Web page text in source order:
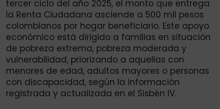
tercer ciclo del año 2025, el monto que entrega
la Renta Ciudadana asciende a 500 mil pesos
colombianos por hogar beneficiario. Este apoyo
económico está dirigido a familias en situación
de pobreza extrema, pobreza moderada y
vulnerabilidad, priorizando a aquellas con
menores de edad, adultos mayores o personas
con discapacidad, según la información
registrada y actualizada en el Sisbén IV.